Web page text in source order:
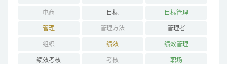
电商 目标 目标管理
管理 管理方法 管理者
组织 绩效 绩效管理
绩效考核 考核 职场